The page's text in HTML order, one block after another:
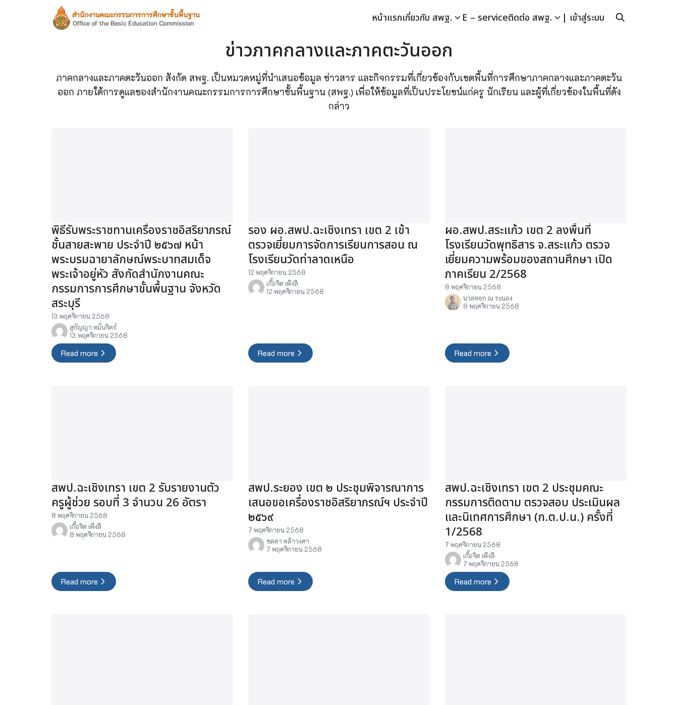
หน้าแรกเกี่ยวกับ สพฐ. E – serviceติดต่อ สพฐ.
| เข้าสู่ระบบ
Search
for:
ข่าวภาคกลางและภาคตะวันออก
ภาคกลางและภาคตะวันออก สังกัด สพฐ. เป็นหมวดหมู่ที่นำเสนอข้อมูล ข่าวสาร และกิจกรรมที่เกี่ยวข้องกับเขตพื้นที่การศึกษาภาคกลางและภาคตะวัน
ออก ภายใต้การดูแลของสำนักงานคณะกรรมการการศึกษาขั้นพื้นฐาน (สพฐ.) เพื่อให้ข้อมูลที่เป็นประโยชน์แก่ครู นักเรียน และผู้ที่เกี่ยวข้องในพื้นที่ดัง
กล่าว
พิธีรับพระราชทานเครื่องราชอิสริยาภรณ์
ชั้นสายสะพาย ประจำปี ๒๕๖๗ หน้า
พระบรมฉายาลักษณ์พระบาทสมเด็จ
พระเจ้าอยู่หัว สังกัดสำนักงานคณะ
กรรมการการศึกษาขั้นพื้นฐาน จังหวัด
สระบุรี
13 พฤศจิกายน 2568
สุกัญญา หมั่นจิตร์
13 พฤศจิกายน 2568
Read more
รอง ผอ.สพป.ฉะเชิงเทรา เขต 2 เข้า
ตรวจเยี่ยมการจัดการเรียนการสอน ณ
โรงเรียนวัดท่าลาดเหนือ
12 พฤศจิกายน 2568
เกื้อจิต เพ็งลี
12 พฤศจิกายน 2568
Read more
ผอ.สพป.สระแก้ว เขต 2 ลงพื้นที่
โรงเรียนวัดพุทธิสาร จ.สระแก้ว ตรวจ
เยี่ยมความพร้อมของสถานศึกษา เปิด
ภาคเรียน 2/2568
8 พฤศจิกายน 2568
นวลหยก ณ ระนอง
8 พฤศจิกายน 2568
Read more
สพป.ฉะเชิงเทรา เขต 2 รับรายงานตัว
ครูผู้ช่วย รอบที่ 3 จำนวน 26 อัตรา
8 พฤศจิกายน 2568
เกื้อจิต เพ็งลี
8 พฤศจิกายน 2568
Read more
สพป.ระยอง เขต ๒ ประชุมพิจารณาการ
เสนอขอเครื่องราชอิสริยาภรณ์ฯ ประจำปี
๒๕๖๙
7 พฤศจิกายน 2568
ชลดา หล้าวงศา
7 พฤศจิกายน 2568
Read more
สพป.ฉะเชิงเทรา เขต 2 ประชุมคณะ
กรรมการติดตาม ตรวจสอบ ประเมินผล
และนิเทศการศึกษา (ก.ต.ป.น.) ครั้งที่
1/2568
7 พฤศจิกายน 2568
เกื้อจิต เพ็งลี
7 พฤศจิกายน 2568
Read more